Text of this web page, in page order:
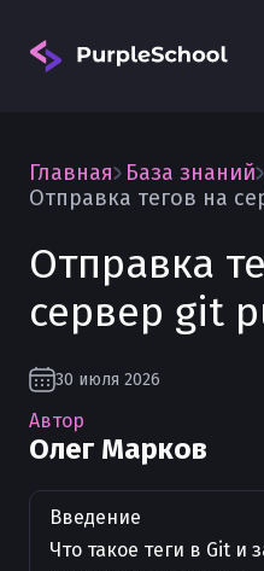
Главная База знаний
Отправка тегов на
Отправка
сервер git
30 июля 2026
Автор
Олег Марков
Введение
Что такое теги в Git и